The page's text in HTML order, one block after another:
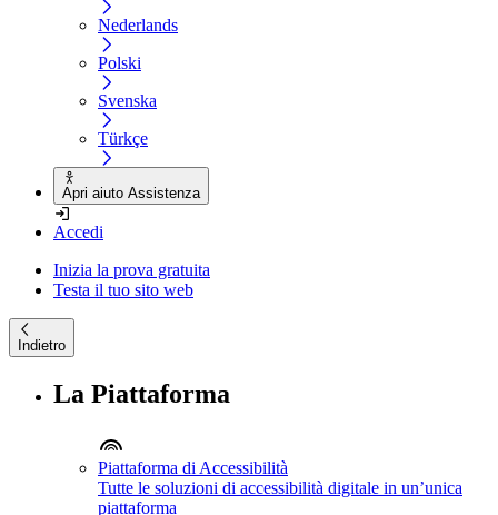
Nederlands
Polski
Svenska
Türkçe
Apri aiuto Assistenza
Accedi
Inizia la prova gratuita
Testa il tuo sito web
Indietro
La Piattaforma
Piattaforma di Accessibilità
Tutte le soluzioni di accessibilità digitale in un’unica
piattaforma